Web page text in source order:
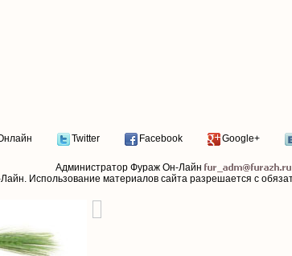
Twitter Facebook Google+
Администратор Фураж Он-Лайн
. Использование материалов сайта разрешается с